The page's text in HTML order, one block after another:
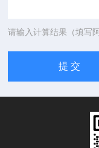
请输入计算结果（填写